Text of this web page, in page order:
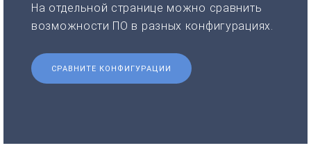
На отдельной странице можно сравнить
возможности ПО в разных конфигурациях.
СРАВНИТЕ КОНФИГУРАЦИИ